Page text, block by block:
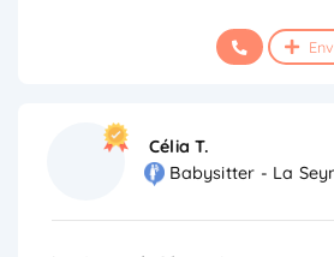
Célia T.
Babysitter - La